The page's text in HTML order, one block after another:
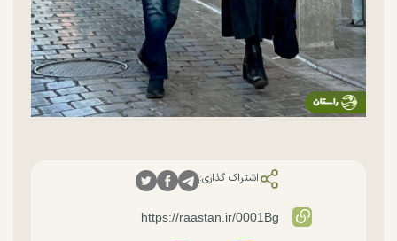
اشتراک گذاری: